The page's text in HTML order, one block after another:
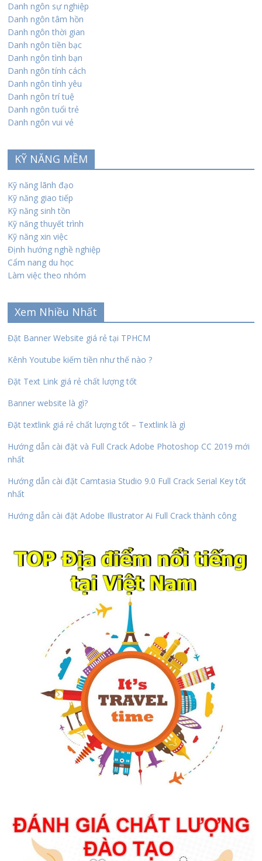
Danh ngôn sự nghiệp
Danh ngôn tâm hồn
Danh ngôn thời gian
Danh ngôn tiền bạc
Danh ngôn tình bạn
Danh ngôn tính cách
Danh ngôn tình yêu
Danh ngôn trí tuệ
Danh ngôn tuổi trẻ
Danh ngôn vui vẻ
KỸ NĂNG MỀM
Kỹ năng lãnh đạo
Kỹ năng giao tiếp
Kỹ năng sinh tồn
Kỹ năng thuyết trình
Kỹ năng xin việc
Định hướng nghề nghiệp
Cẩm nang du học
Làm việc theo nhóm
Xem Nhiều Nhất
Đặt Banner Website giá rẻ tại TPHCM
Kênh Youtube kiếm tiền như thế nào ?
Đặt Text Link giá rẻ chất lượng tốt
Banner website là gì?
Đặt textlink giá rẻ chất lượng tốt – Textlink là gì
Hướng dẫn cài đặt và Full Crack Adobe Photoshop CC 2019 mới
nhất
Hướng dẫn cài đặt Camtasia Studio 9.0 Full Crack Serial Key tốt
nhất
Hướng dẫn cài đặt Adobe Illustrator Ai Full Crack thành công